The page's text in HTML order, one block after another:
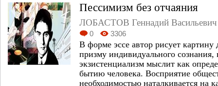
Пессимизм без отчаяния
ЛОБАСТОВ Геннадий Васильевич
0 3306
В форме эссе автор рисует картину
призму индивидуального сознания,
экзистенциализм мыслит как
бытию человека. Восприятие
необходимостью наталкивается на